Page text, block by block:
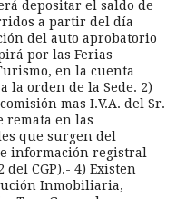
depositar el saldo de
a partir del día
del auto aprobatorio
por las Ferias
en la cuenta
la orden de la Sede. 2)
mas I.V.A. del Sr.
remata en las
que surgen del
información registral
del CGP).- 4) Existen
Inmobiliaria,